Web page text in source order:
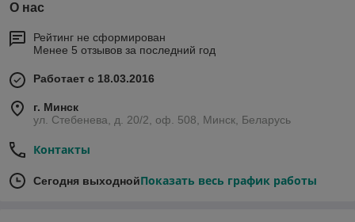
О нас
Рейтинг не сформирован
Менее 5 отзывов за последний год
Работает с 18.03.2016
г. Минск
ул. Стебенева, д. 20/2, оф. 508, Минск, Беларусь
Контакты
Сегодня выходнойПоказать весь график работы